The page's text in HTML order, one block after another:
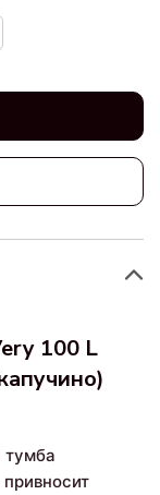
100 L
тумба
привносит